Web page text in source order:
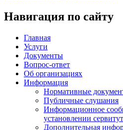
Навигация по сайту
Главная
Услуги
Документы
Вопрос-ответ
Об организациях
Информация
Нормативные
Публичные слушания
Информационное
установлении
Дополнительная